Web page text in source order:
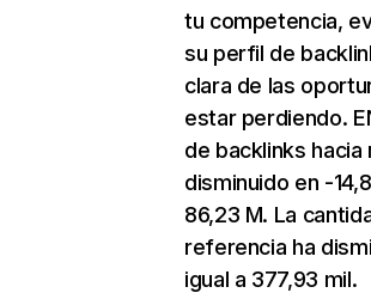
tu competencia,
su perfil de
clara de las
estar perdiendo.
de backlinks
disminuido en -
86,23 M. La
referencia ha
igual a 377,93 mil.